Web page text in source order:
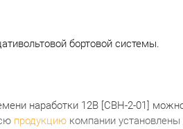
бортовой системы.
наработки 12В [СВН-2-01]
продукцию компании